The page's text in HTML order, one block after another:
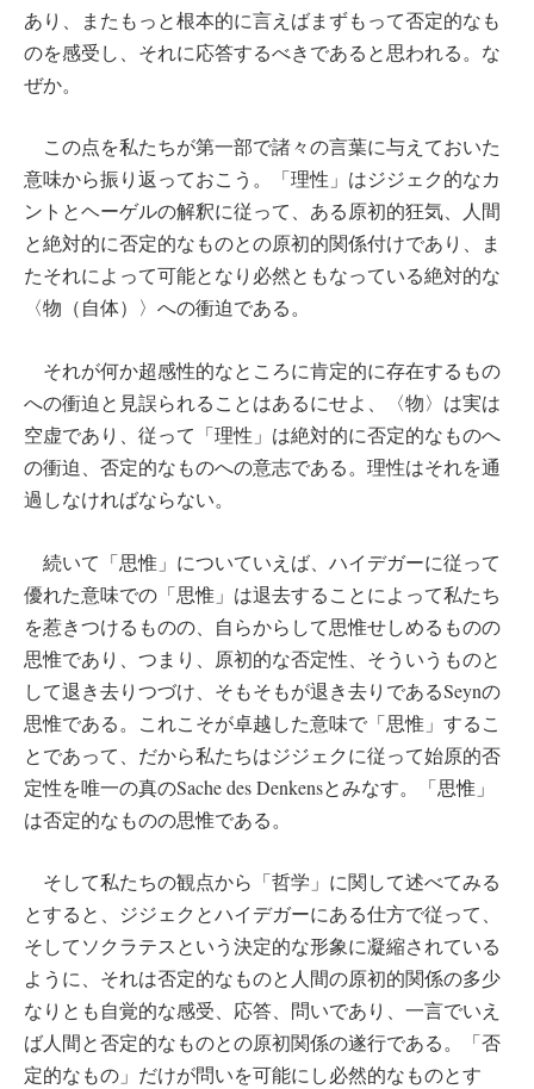
あり、またもっと根本的に言えばまずもって否定的なも
のを感受し、それに応答するべきであると思われる。な
ぜか。
この点を私たちが第一部で諸々の言葉に与えておいた
意味から振り返っておこう。「理性」はジジェク的なカ
ントとヘーゲルの解釈に従って、ある原初的狂気、人間
と絶対的に否定的なものとの原初的関係付けであり、ま
たそれによって可能となり必然ともなっている絶対的な
〈物（自体）〉への衝迫である。
それが何か超感性的なところに肯定的に存在するもの
への衝迫と見誤られることはあるにせよ、〈物〉は実は
空虚であり、従って「理性」は絶対的に否定的なものへ
の衝迫、否定的なものへの意志である。理性はそれを通
過しなければならない。
続いて「思惟」についていえば、ハイデガーに従って
優れた意味での「思惟」は退去することによって私たち
を惹きつけるものの、自らからして思惟せしめるものの
思惟であり、つまり、原初的な否定性、そういうものと
して退き去りつづけ、そもそもが退き去りであるSeynの
思惟である。これこそが卓越した意味で「思惟」するこ
とであって、だから私たちはジジェクに従って始原的否
定性を唯一の真のSache des Denkensとみなす。「思惟」
は否定的なものの思惟である。
そして私たちの観点から「哲学」に関して述べてみる
とすると、ジジェクとハイデガーにある仕方で従って、
そしてソクラテスという決定的な形象に凝縮されている
ように、それは否定的なものと人間の原初的関係の多少
なりとも自覚的な感受、応答、問いであり、一言でいえ
ば人間と否定的なものとの原初関係の遂行である。「否
定的なもの」だけが問いを可能にし必然的なものとす